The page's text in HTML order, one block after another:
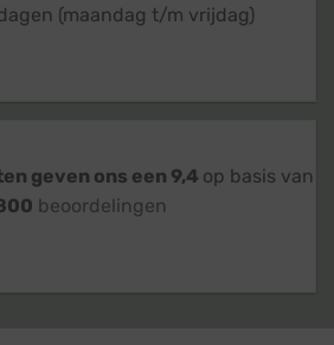
(maandag t/m vrijdag)
geven ons een 9,4 op basis van
beoordelingen